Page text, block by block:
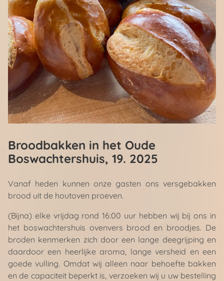
Broodbakken in het Oude
Boswachtershuis, 19. 2025
Vanaf heden kunnen onze gasten ons versgebakken
brood uit de houtoven proeven.
(Bijna) elke vrijdag rond 16:00 uur hebben wij bij ons in
het boswachtershuis ovenvers brood en broodjes. De
broden kenmerken zich door een lange deegrijping en
daardoor een heerlijke aroma, lange versheid en een
goede vulling. Omdat wij alleen naar behoefte bakken
en de capaciteit beperkt is, verzoeken wij u uw bestelling